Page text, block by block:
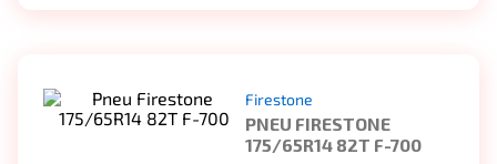
Firestone
PNEU FIRESTONE
175/65R14 82T F-700